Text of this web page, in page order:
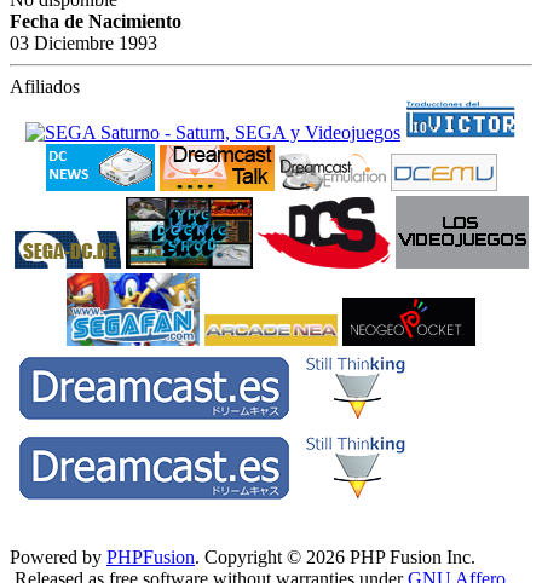
Fecha de Nacimiento
03 Diciembre 1993
Afiliados
Powered by PHPFusion. Copyright © 2026 PHP Fusion Inc.